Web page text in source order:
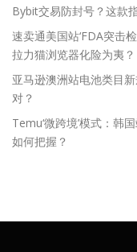
Bybit交易防封号？这款
速卖通美国站‘FDA突击
拉力猫浏览器化险为夷？
亚马逊澳洲站电池类目
对？
Temu‘微跨境’模式：韩
如何把握？